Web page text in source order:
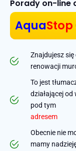
Porady on-line
AquaStop
Znajdujesz
renowacji
To jest
działającej od
pod tym
adresem
Obecnie nie
mamy